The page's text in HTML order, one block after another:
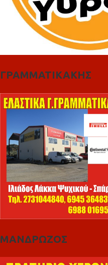
ΓΡΑΜΜΑΤΙΚΑΚΗΣ
ΜΑΝΔΡΩΖΟΣ